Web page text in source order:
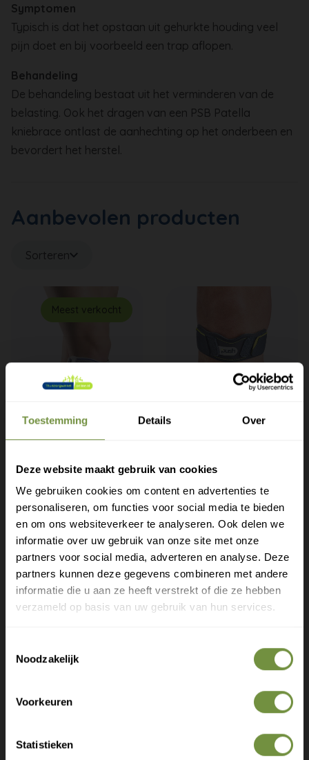
Toestemming Details Over
Deze website maakt gebruik van cookies
We gebruiken cookies om content en advertenties te
personaliseren, om functies voor social media te bieden
en om ons websiteverkeer te analyseren. Ook delen we
informatie over uw gebruik van onze site met onze
partners voor social media, adverteren en analyse. Deze
partners kunnen deze gegevens combineren met andere
informatie die u aan ze heeft verstrekt of die ze hebben
verzameld op basis van uw gebruik van hun services.
Noodzakelijk
Voorkeuren
Statistieken
Symptomen
Typisch is dat het opstaan uit gehurkte houding veel
pijn doet en bij voorbeeld een trap aflopen.
Behandeling
De behandeling bestaat uit het verminderen van de
belasting. Ook het dragen van een PSB Patella
kniebrace ontlast de aanhechting op het onderbeen en
bevordert het herstel.
Aanbevolen producten
Sorteren
Meest verkocht
Bauerfeind GenuPoint |
Patellabrace voor gerichte
druk, pijnverlichting en
ondersteuning van de
kniepees.
€3295
Patellabrace Push Sports
met een universele maat.
Voor gebruik bij
overbelasting rond de
knieschijf,
€2395
Heeft u een vraag of advies
nodig?
langs in 1 van onze winkels.
Gratis verzending?
Laat je e-mail achter.
Meld je aan voor onze nieuwsbrief en
ontvang direct een gratis verzending
Deskundige tips over zorg en herstel